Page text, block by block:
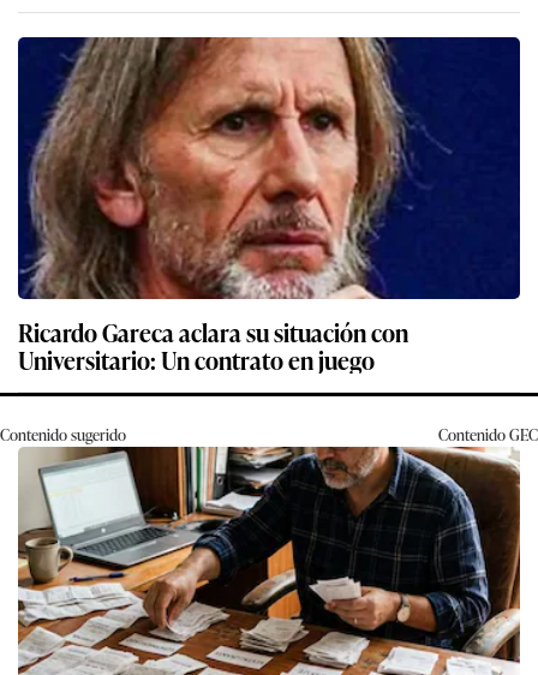
Ricardo Gareca aclara su situación con
Universitario: Un contrato en juego
Contenido sugerido ContenidoGEC